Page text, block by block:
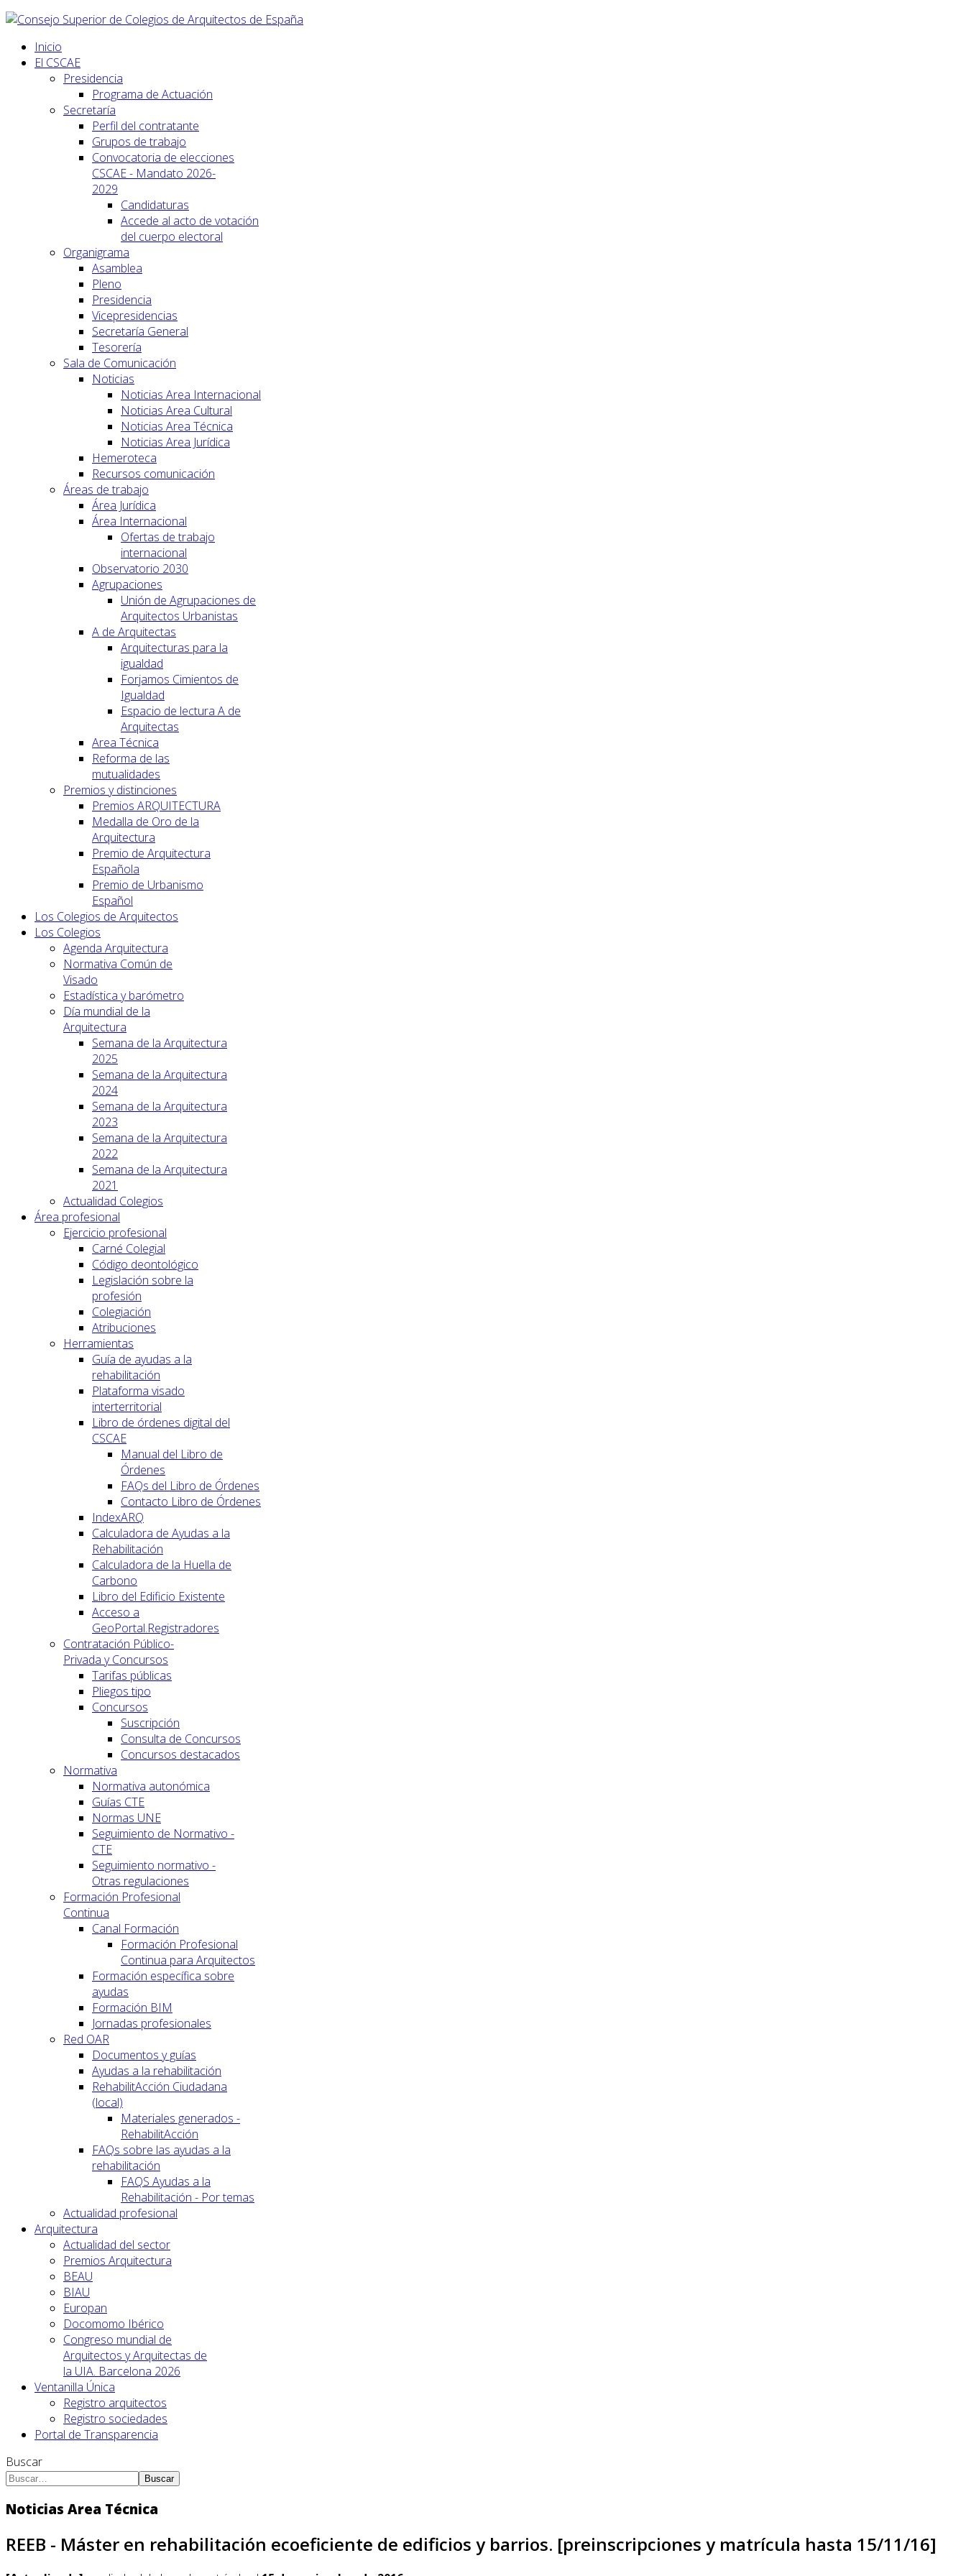
Inicio
El CSCAE
Presidencia
Programa de Actuación
Secretaría
Perfil del contratante
Grupos de trabajo
Convocatoria de elecciones
CSCAE - Mandato 2026-
2029
Candidaturas
Accede al acto de votación
del cuerpo electoral
Organigrama
Asamblea
Pleno
Presidencia
Vicepresidencias
Secretaría General
Tesorería
Sala de Comunicación
Noticias
Noticias Area Internacional
Noticias Area Cultural
Noticias Area Técnica
Noticias Area Jurídica
Hemeroteca
Recursos comunicación
Áreas de trabajo
Área Jurídica
Área Internacional
Ofertas de trabajo
internacional
Observatorio 2030
Agrupaciones
Unión de Agrupaciones de
Arquitectos Urbanistas
A de Arquitectas
Arquitecturas para la
igualdad
Forjamos Cimientos de
Igualdad
Espacio de lectura A de
Arquitectas
Area Técnica
Reforma de las
mutualidades
Premios y distinciones
Premios ARQUITECTURA
Medalla de Oro de la
Arquitectura
Premio de Arquitectura
Española
Premio de Urbanismo
Español
Los Colegios de Arquitectos
Los Colegios
Agenda Arquitectura
Normativa Común de
Visado
Estadística y barómetro
Día mundial de la
Arquitectura
Semana de la Arquitectura
2025
Semana de la Arquitectura
2024
Semana de la Arquitectura
2023
Semana de la Arquitectura
2022
Semana de la Arquitectura
2021
Actualidad Colegios
Área profesional
Ejercicio profesional
Carné Colegial
Código deontológico
Legislación sobre la
profesión
Colegiación
Atribuciones
Herramientas
Guía de ayudas a la
rehabilitación
Plataforma visado
interterritorial
Libro de órdenes digital del
CSCAE
Manual del Libro de
Órdenes
FAQs del Libro de Órdenes
Contacto Libro de Órdenes
IndexARQ
Calculadora de Ayudas a la
Rehabilitación
Calculadora de la Huella de
Carbono
Libro del Edificio Existente
Acceso a
GeoPortal.Registradores
Contratación Público-
Privada y Concursos
Tarifas públicas
Pliegos tipo
Concursos
Suscripción
Consulta de Concursos
Concursos destacados
Normativa
Normativa autonómica
Guías CTE
Normas UNE
Seguimiento de Normativo -
CTE
Seguimiento normativo -
Otras regulaciones
Formación Profesional
Continua
Canal Formación
Formación Profesional
Continua para Arquitectos
Formación específica sobre
ayudas
Formación BIM
Jornadas profesionales
Red OAR
Documentos y guías
Ayudas a la rehabilitación
RehabilitAcción Ciudadana
(local)
Materiales generados -
RehabilitAcción
FAQs sobre las ayudas a la
rehabilitación
FAQS Ayudas a la
Rehabilitación - Por temas
Actualidad profesional
Arquitectura
Actualidad del sector
Premios Arquitectura
BEAU
BIAU
Europan
Docomomo Ibérico
Congreso mundial de
Arquitectos y Arquitectas de
la UIA. Barcelona 2026
Ventanilla Única
Registro arquitectos
Registro sociedades
Portal de Transparencia
Buscar
Buscar
Noticias Area Técnica
REEB - Máster en rehabilitación ecoeficiente de edificios y barrios. [preinscripciones y matrícula hasta 15/11/16]